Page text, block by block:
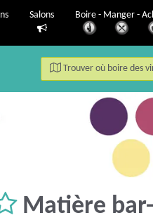
Salons Boire - Manger -
Trouver où boire des
Matière